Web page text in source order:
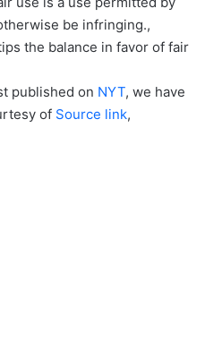
be infringing.,
the balance in favor of fair
published on NYT, we have
of Source link,